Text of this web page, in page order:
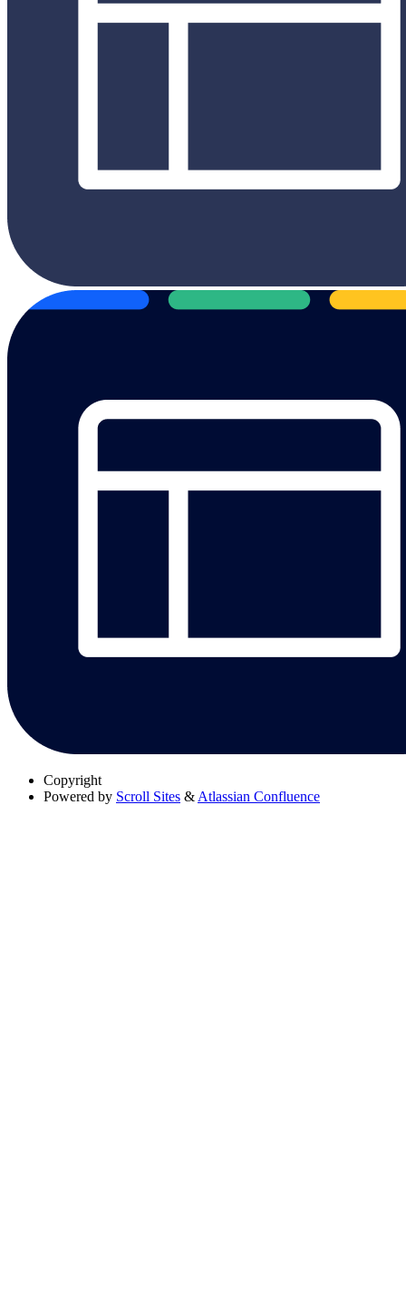
Copyright
Powered by Scroll Sites & Atlassian Confluence